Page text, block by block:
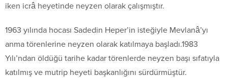
iken icrâ heyetinde neyzen olarak çalışmıştır.
1963 yılında hocası Sadedin Heper’in isteğiyle Mevlanâ’yı
anma törenlerine neyzen olarak katılmaya başladı.1983
Yılı’ndan öldüğü tarihe kadar törenlerde neyzen başı sıfatıyla
katılmış ve mutrip heyeti başkanlığını sürdürmüştür.